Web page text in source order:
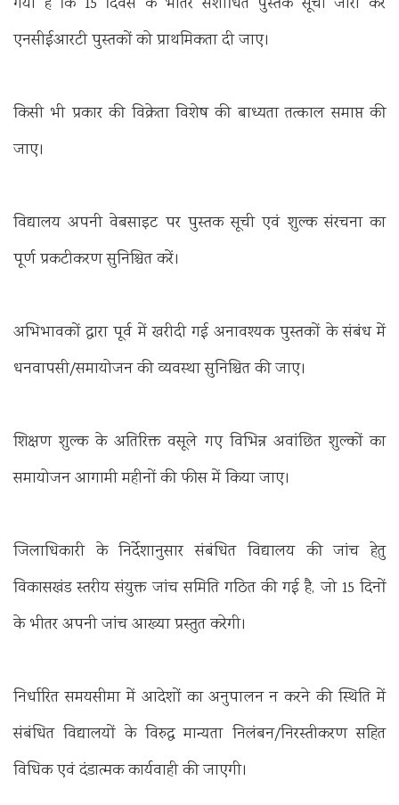
एनसीईआरटी पुस्तकों को प्राथमिकता दी जाए।
किसी भी प्रकार की विक्रेता विशेष की बाध्यता तत्काल समाप्त की
जाए।
विद्यालय अपनी वेबसाइट पर पुस्तक सूची एवं शुल्क संरचना का
पूर्ण प्रकटीकरण सुनिश्चित करें।
अभिभावकों द्वारा पूर्व में खरीदी गई अनावश्यक पुस्तकों के संबंध में
धनवापसी/समायोजन की व्यवस्था सुनिश्चित की जाए।
शिक्षण शुल्क के अतिरिक्त वसूले गए विभिन्न अवांछित शुल्कों का
समायोजन आगामी महीनों की फीस में किया जाए।
जिलाधिकारी के निर्देशानुसार संबंधित विद्यालय की जांच हेतु
विकासखंड स्तरीय संयुक्त जांच समिति गठित की गई है, जो 15 दिनों
के भीतर अपनी जांच आख्या प्रस्तुत करेगी।
निर्धारित समयसीमा में आदेशों का अनुपालन न करने की स्थिति में
संबंधित विद्यालयों के विरुद्ध मान्यता निलंबन/निरस्तीकरण सहित
विधिक एवं दंडात्मक कार्यवाही की जाएगी।